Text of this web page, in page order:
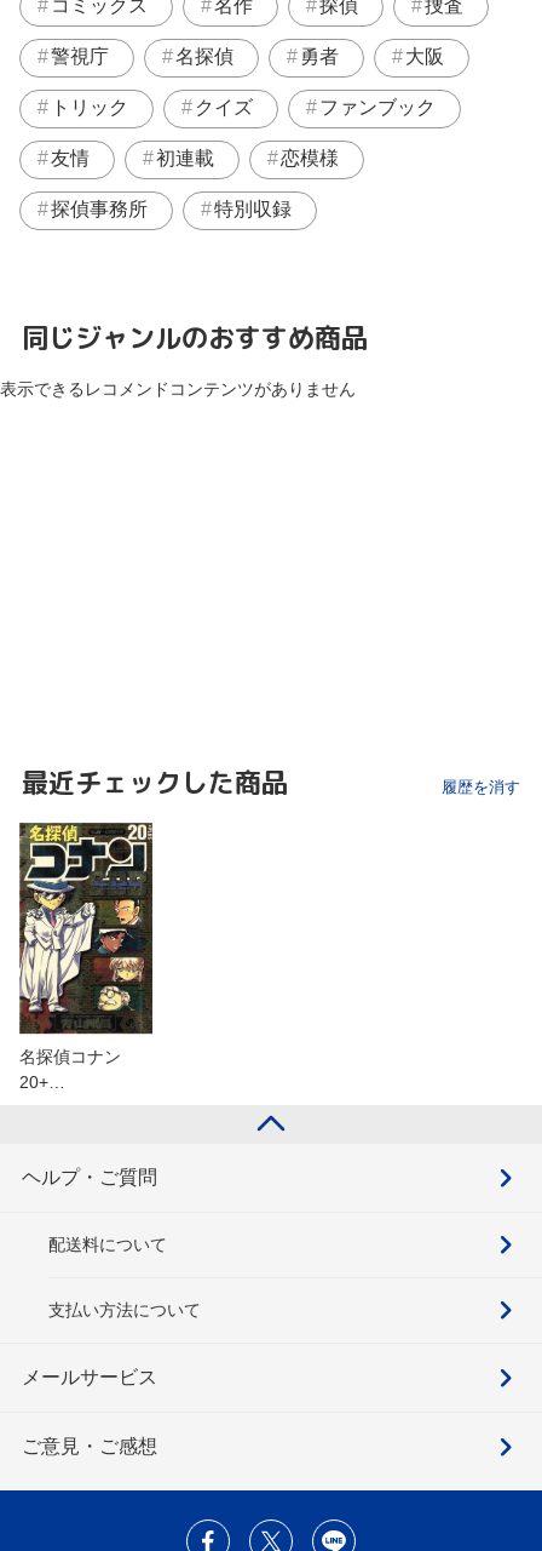
コミックス 名作 探偵 捜査
警視庁 名探偵 勇者 大阪
トリック クイズ ファンブック
友情 初連載 恋模様
探偵事務所 特別収録
同じジャンルのおすすめ商品
表示できるレコメンドコンテンツがありません
最近チェックした商品 履歴を消す
名探偵コナン
20+…
ヘルプ・ご質問
配送料について
支払い方法について
メールサービス
ご意見・ご感想